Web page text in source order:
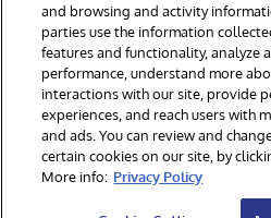
© 1996-2026Y InterSystems
Reserved.
お知らせ／ご利用規約
プライバシ
保証について
アクセシビリティ
and browsing and activity
parties use the information
features and functionality, analyze
performance, understand more
interactions with our site, provide
experiences, and reach users with
and ads. You can review and
certain cookies on our site, by
More info: Privacy Policy